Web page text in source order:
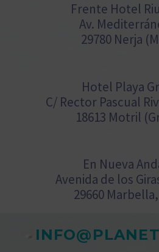
Frente Hotel
Av.
29780 Nerja
Hotel Playa
C/ Rector Pascual
18613 Motril
En Nueva
Avenida de los
29660